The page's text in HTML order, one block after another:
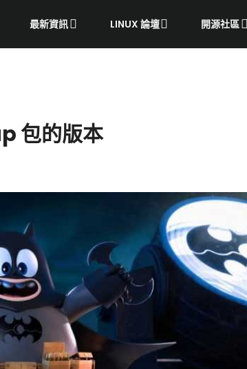
最新資訊 LINUX 論壇 開源社區
包的版本